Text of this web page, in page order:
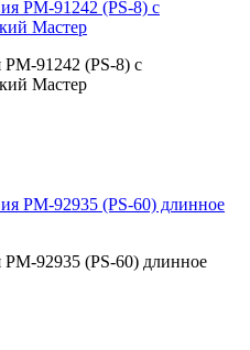
РМ-91242 (PS-8) с
Мастер
РМ-92935 (PS-60) длинное